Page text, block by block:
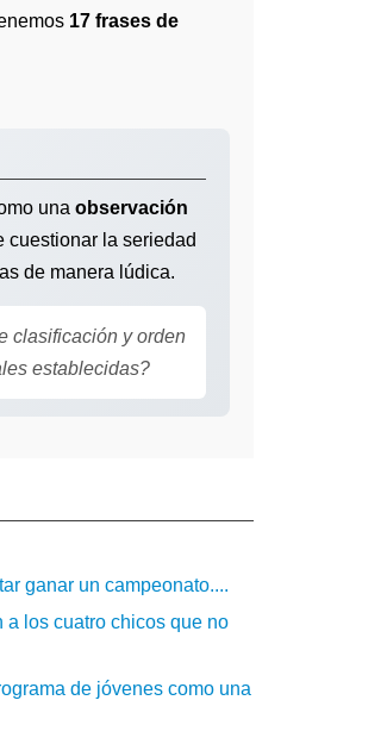
17 frases de
una observación
cuestionar la seriedad
de manera lúdica.
clasificación y orden
establecidas?
ganar un campeonato....
a los cuatro chicos que no
de jóvenes como una